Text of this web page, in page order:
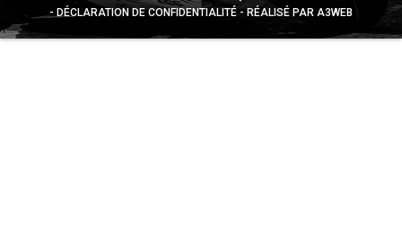
DÉCLARATION DE CONFIDENTIALITÉ
RÉALISÉ PAR A3WEB